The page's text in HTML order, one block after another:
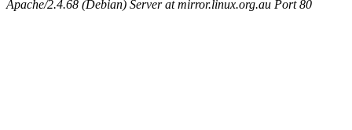
Apache/2.4.68 (Debian) Server at mirror.linux.org.au Port 80